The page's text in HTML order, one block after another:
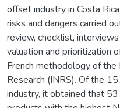
offset industry in Costa
risks and dangers carried
review, checklist,
valuation and prioritization
French methodology of
Research (INRS). Of the
industry, it obtained that